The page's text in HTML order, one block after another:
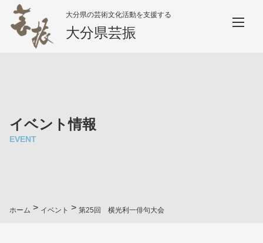
大分県の芸術文化活動を支援する
大分県芸振
イベント情報
EVENT
ホーム > イベント > 第25回 横光利一俳句大会